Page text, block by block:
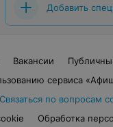
Добавить
Вакансии
сервиса
Связаться по вопросам
Обработка